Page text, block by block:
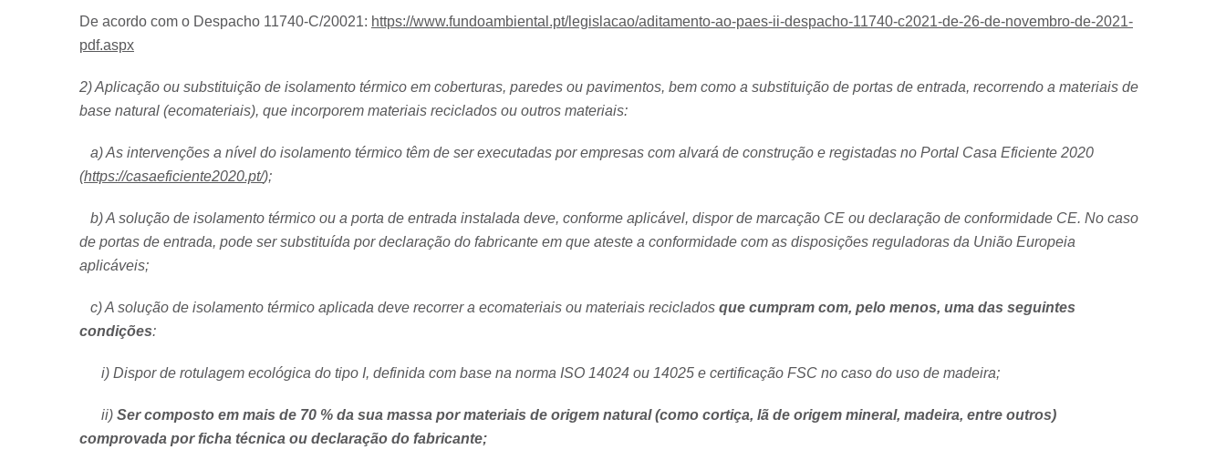
De acordo com o Despacho 11740-C/20021: https://www.fundoambiental.pt/legislacao/aditamento-ao-paes-ii-despacho-11740-c2021-de-26-de-novembro-de-2021-
pdf.aspx
2) Aplicação ou substituição de isolamento térmico em coberturas, paredes ou pavimentos, bem como a substituição de portas de entrada, recorrendo a materiais de
base natural (ecomateriais), que incorporem materiais reciclados ou outros materiais:
a) As intervenções a nível do isolamento térmico têm de ser executadas por empresas com alvará de construção e registadas no Portal Casa Eficiente 2020
(https://casaeficiente2020.pt/);
b) A solução de isolamento térmico ou a porta de entrada instalada deve, conforme aplicável, dispor de marcação CE ou declaração de conformidade CE. No caso
de portas de entrada, pode ser substituída por declaração do fabricante em que ateste a conformidade com as disposições reguladoras da União Europeia
aplicáveis;
c) A solução de isolamento térmico aplicada deve recorrer a ecomateriais ou materiais reciclados que cumpram com, pelo menos, uma das seguintes
condições:
i) Dispor de rotulagem ecológica do tipo I, definida com base na norma ISO 14024 ou 14025 e certificação FSC no caso do uso de madeira;
ii) Ser composto em mais de 70 % da sua massa por materiais de origem natural (como cortiça, lã de origem mineral, madeira, entre outros)
comprovada por ficha técnica ou declaração do fabricante;